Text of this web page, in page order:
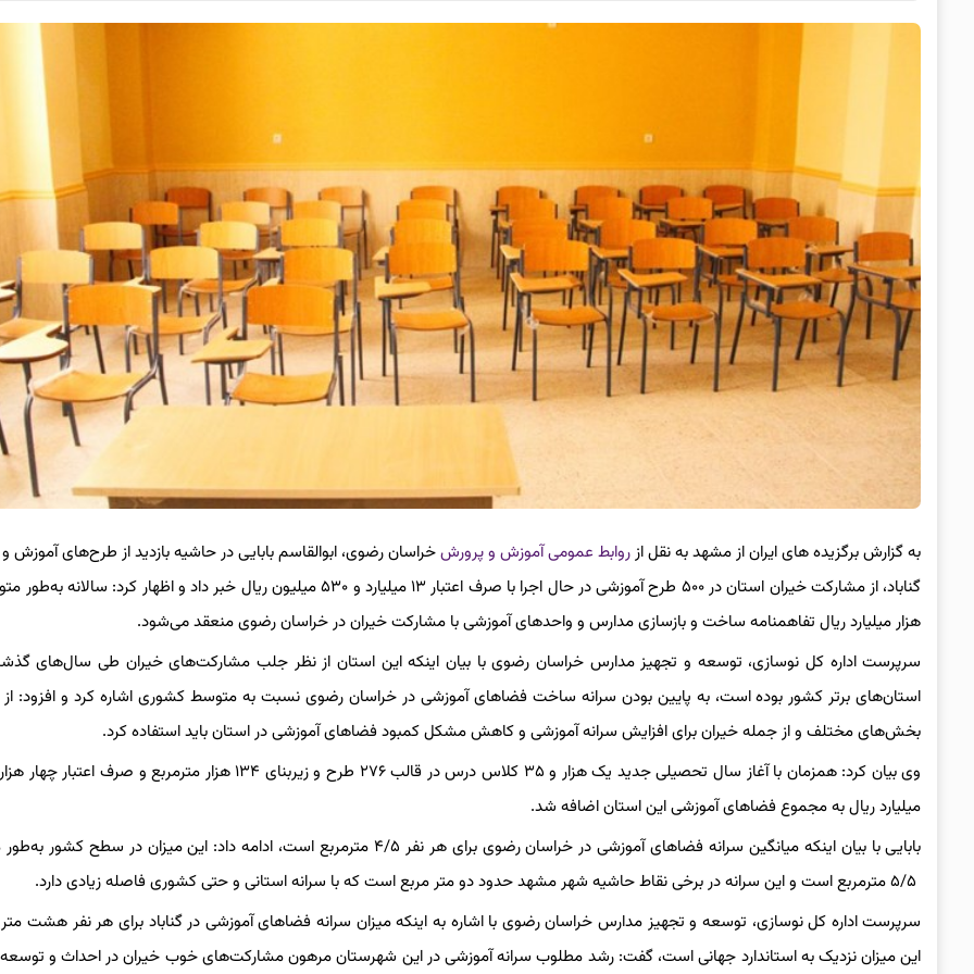
به گزارش برگزیده های ایران از مشهد به نقل ازروابط عمومی آموزش و پرورشخراسان رضوی، ابوالقاسم بابایی در حاشیه بازدید از طرح‌های آموزش
گناباد، از مشارکت خیران استان در ۵۰۰ طرح آموزشی در حال اجرا با صرف اعتبار ۱۳ میلیارد و ۵۳۰ میلیون ریال خبر داد و اظهار کرد:
هزار میلیارد ریال تفاهمنامه ساخت و بازسازی مدارس و واحدهای آموزشی با مشارکت خیران در خراسان رضوی منعقد می‌شود.
سرپرست اداره کل نوسازی، توسعه و تجهیز مدارس خراسان رضوی با بیان اینکه این استان از نظر جلب مشارکت‌های خیران طی سال‌های
استان‌های برتر کشور بوده است، به پایین بودن سرانه ساخت فضاهای آموزشی در خراسان رضوی نسبت به متوسط کشوری اشاره کرد و افزود:
بخش‌های مختلف و از جمله خیران برای افزایش سرانه آموزشی و کاهش مشکل کمبود فضاهای آموزشی در استان باید استفاده کرد.
میلیارد ریال به مجموع فضاهای آموزشی این استان اضافه شد.
بابایی با بیان اینکه میانگین سرانه فضاهای آموزشی در خراسان رضوی برای هر نفر ۴/۵ مترمربع است، ادامه داد: این میزان در سطح
سرپرست اداره کل نوسازی، توسعه و تجهیز مدارس خراسان رضوی با اشاره به اینکه میزان سرانه فضاهای آموزشی در گناباد برای هر نفر هشت
این میزان نزدیک به استاندارد جهانی است، گفت: رشد مطلوب سرانه آموزشی در این شهرستان مرهون مشارکت‌های خوب خیران در احداث و